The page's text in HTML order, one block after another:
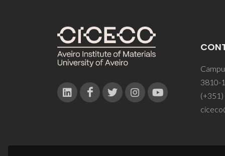
3810-